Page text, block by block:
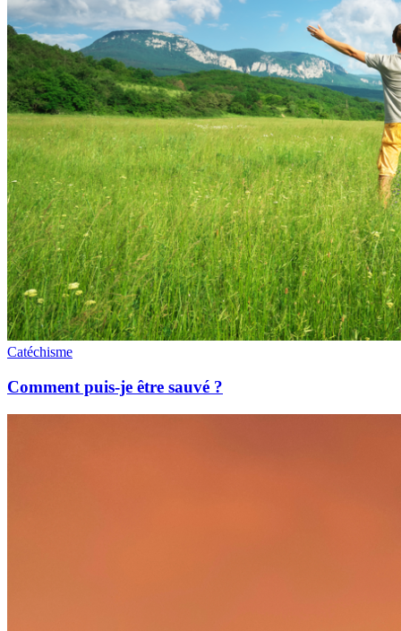
Catéchisme
Comment puis-je être sauvé ?